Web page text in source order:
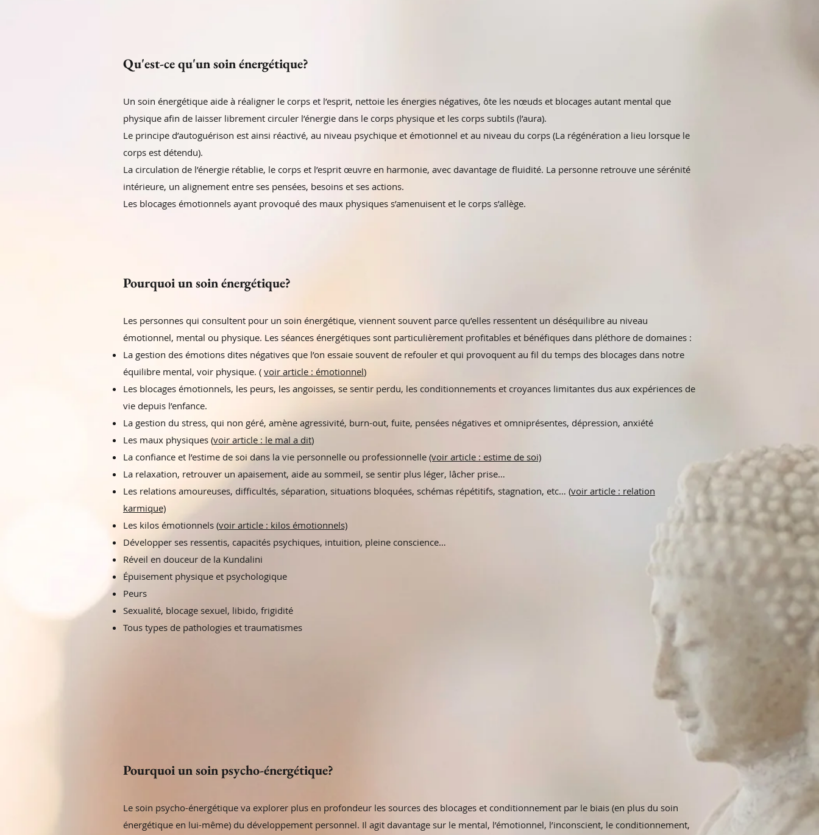
Qu'est-ce qu'un soin énergétique?
Un soin énergétique aide à réaligner le corps et l’esprit, nettoie les énergies négatives, ôte les nœuds et blocages autant mental que
physique afin de laisser librement circuler l’énergie dans le corps physique et les corps subtils (l’aura).
Le principe d’autoguérison est ainsi réactivé, au niveau psychique et émotionnel et au niveau du corps (La régénération a lieu lorsque le
corps est détendu).
La circulation de l’énergie rétablie, le corps et l’esprit œuvre en harmonie, avec davantage de fluidité. La personne retrouve une sérénité
intérieure, un alignement entre ses pensées, besoins et ses actions.
Les blocages émotionnels ayant provoqué des maux physiques s’amenuisent et le corps s’allège.
Pourquoi un soin énergétique?
Les personnes qui consultent pour un soin énergétique, viennent souvent parce qu’elles ressentent un déséquilibre au niveau
émotionnel, mental ou physique. Les séances énergétiques sont particulièrement profitables et bénéfiques dans pléthore de domaines :
La gestion des émotions dites négatives que l’on essaie souvent de refouler et qui provoquent au fil du temps des blocages dans notre
équilibre mental, voir physique. ( voir article : émotionnel)
Les blocages émotionnels, les peurs, les angoisses, se sentir perdu, les conditionnements et croyances limitantes dus aux expériences de
vie depuis l’enfance.
La gestion du stress, qui non géré, amène agressivité, burn-out, fuite, pensées négatives et omniprésentes, dépression, anxiété
Les maux physiques (voir article : le mal a dit)
La confiance et l’estime de soi dans la vie personnelle ou professionnelle (voir article : estime de soi)
La relaxation, retrouver un apaisement, aide au sommeil, se sentir plus léger, lâcher prise…
Les relations amoureuses, difficultés, séparation, situations bloquées, schémas répétitifs, stagnation, etc… (voir article : relation
karmique)
Les kilos émotionnels (voir article : kilos émotionnels)
Développer ses ressentis, capacités psychiques, intuition, pleine conscience…
Réveil en douceur de la Kundalini
Épuisement physique et psychologique
Peurs
Sexualité, blocage sexuel, libido, frigidité
Tous types de pathologies et traumatismes
Pourquoi un soin psycho-énergétique?
Le soin psycho-énergétique va explorer plus en profondeur les sources des blocages et conditionnement par le biais (en plus du soin
énergétique en lui-même) du développement personnel. Il agit davantage sur le mental, l’émotionnel, l’inconscient, le conditionnement,